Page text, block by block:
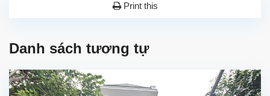
Print this
Danh sách tương tự